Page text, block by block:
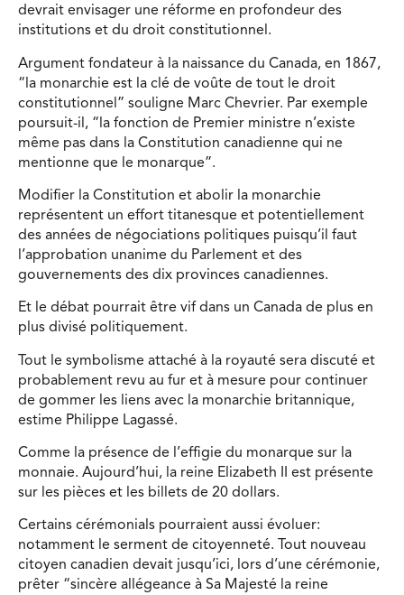
devrait envisager une réforme en profondeur des
institutions et du droit constitutionnel.
Argument fondateur à la naissance du Canada, en 1867,
“la monarchie est la clé de voûte de tout le droit
constitutionnel” souligne Marc Chevrier. Par exemple
poursuit-il, “la fonction de Premier ministre n’existe
même pas dans la Constitution canadienne qui ne
mentionne que le monarque”.
Modifier la Constitution et abolir la monarchie
représentent un effort titanesque et potentiellement
des années de négociations politiques puisqu’il faut
l’approbation unanime du Parlement et des
gouvernements des dix provinces canadiennes.
Et le débat pourrait être vif dans un Canada de plus en
plus divisé politiquement.
Tout le symbolisme attaché à la royauté sera discuté et
probablement revu au fur et à mesure pour continuer
de gommer les liens avec la monarchie britannique,
estime Philippe Lagassé.
Comme la présence de l’effigie du monarque sur la
monnaie. Aujourd’hui, la reine Elizabeth II est présente
sur les pièces et les billets de 20 dollars.
Certains cérémonials pourraient aussi évoluer:
notamment le serment de citoyenneté. Tout nouveau
citoyen canadien devait jusqu’ici, lors d’une cérémonie,
prêter “sincère allégeance à Sa Majesté la reine